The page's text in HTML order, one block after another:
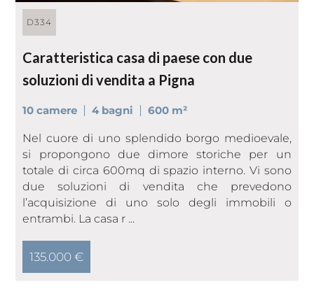
D334
Caratteristica casa di paese con due
soluzioni di vendita a Pigna
10 camere 4 bagni 600 m²
Nel cuore di uno splendido borgo medioevale,
si propongono due dimore storiche per un
totale di circa 600mq di spazio interno. Vi sono
due soluzioni di vendita che prevedono
l’acquisizione di uno solo degli immobili o
entrambi. La casa r ...
135.000 €